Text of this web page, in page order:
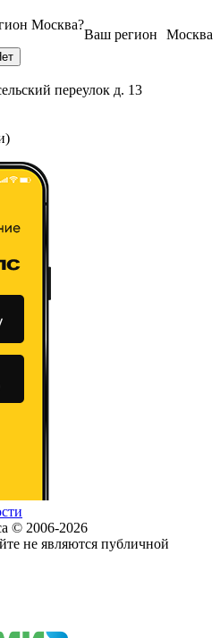
Москва
Ваш регион
Москва?
переулок д. 13
© 2006-2026
не являются публичной